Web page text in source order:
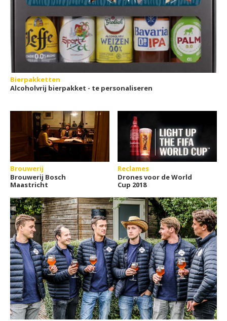
Bierpakketten
Alcoholvrij bierpakket - te personaliseren
Brouwerij
Brouwerij Bosch
Maastricht
Reclames
Drones voor de World
Cup 2018